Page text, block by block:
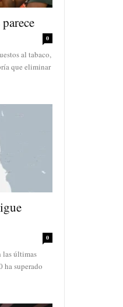
0
al tabaco,
que eliminar
0
las últimas
ha superado